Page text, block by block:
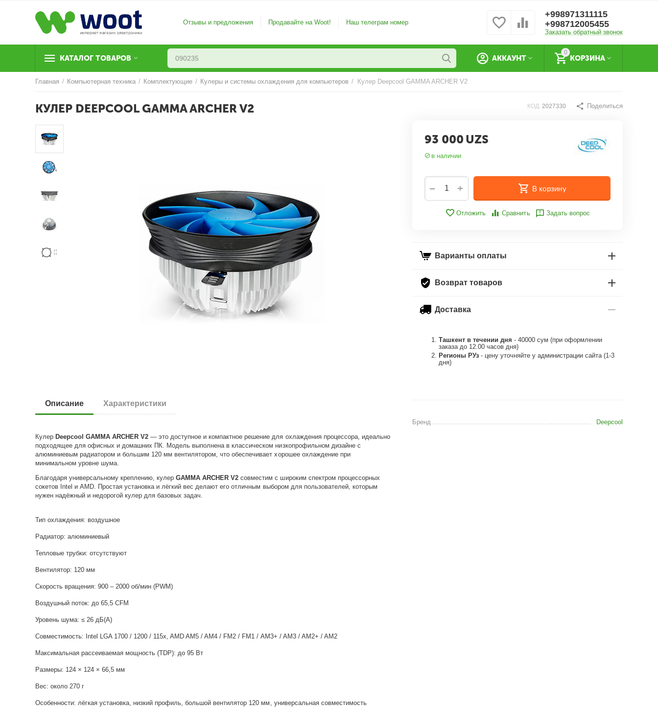
Отзывы и предложения Продавайте на Woot! Наш телеграм номер
+998971311115
+998712005455
Заказать обратный звонок
КАТАЛОГ ТОВАРОВ
0
КОРЗИНА
АККАУНТ
Главная / Компьютерная техника / Комплектующие / Кулеры и системы охлаждения для компьютеров / Кулер Deepcool GAMMA ARCHER V2
КУЛЕР DEEPCOOL GAMMA ARCHER V2 КОД: 2027330 Поделиться
93 000 UZS
в наличии
+
− В корзину
Отложить Сравнить Задать вопрос
Варианты оплаты
Возврат товаров
Доставка
Ташкент в течении дня - 40000 сум (при оформлении
заказа до 12.00 часов дня)
Регионы РУз - цену уточняйте у администрации сайта (1-3
дня)
Бренд Deepcool
Описание Характеристики
Кулер Deepcool GAMMA ARCHER V2 — это доступное и компактное решение для охлаждения процессора, идеально
подходящее для офисных и домашних ПК. Модель выполнена в классическом низкопрофильном дизайне с
алюминиевым радиатором и большим 120 мм вентилятором, что обеспечивает хорошее охлаждение при
минимальном уровне шума.
Благодаря универсальному креплению, кулерGAMMA ARCHER V2 совместим с широким спектром процессорных
сокетов Intel и AMD. Простая установка и лёгкий вес делают его отличным выбором для пользователей, которым
нужен надёжный и недорогой кулер для базовых задач.
Тип охлаждения: воздушное
Радиатор: алюминиевый
Тепловые трубки: отсутствуют
Вентилятор: 120 мм
Скорость вращения: 900 – 2000 об/мин (PWM)
Воздушный поток: до 65,5 CFM
Уровень шума: ≤ 26 дБ(A)
Совместимость: Intel LGA 1700 / 1200 / 115x, AMD AM5 / AM4 / FM2 / FM1 / AM3+ / AM3 / AM2+ / AM2
Максимальная рассеиваемая мощность (TDP): до 95 Вт
Размеры: 124 × 124 × 66,5 мм
Вес: около 270 г
Особенности: лёгкая установка, низкий профиль, большой вентилятор 120 мм, универсальная совместимость